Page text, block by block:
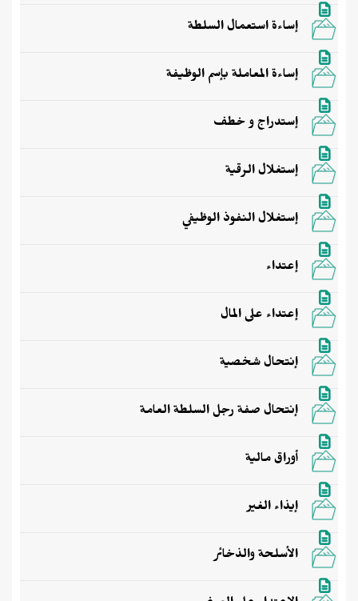
إساءة استعمال السلطة
إساءة المعاملة بإسم الوظيفة
إستدراج و خطف
إستغلال الرقية
إستغلال النفوذ الوظيفي
إعتداء
إعتداء على المال
إنتحال شخصية
إنتحال صفة رجل السلطة العامة
أوراق مالية
إيذاء الغير
الأسلحة والذخائر